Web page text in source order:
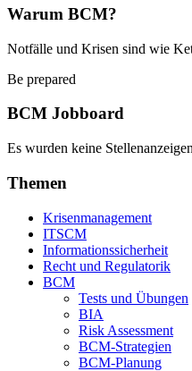
Warum BCM?
Notfälle und Krisen sind wie
Be prepared
BCM Jobboard
Es wurden keine
Themen
Krisenmanagement
ITSCM
Informationssicherheit
Recht und Regulatorik
BCM
Tests und Übungen
BIA
Risk Assessment
BCM-Strategien
BCM-Planung